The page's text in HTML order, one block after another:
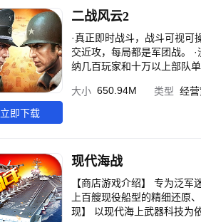
位。各个部落都养成了一套
拜地步。人人都认为自己的
方式,你领导的部落叫作“勋
家军事渗入的对象,你的防御
出动各个战斗单位,开采黄金
立即下载
二战风云2
·真正即时战斗，战斗可视可
交近攻，每局都是军团战。
纳几百玩家和十万以上部队
景。 -开局制，按战绩匹配
补给，共同建设军团城市，
合纵连横。另有30种策略可
大小 650.94M 类型 经
现代海战
【商店游戏介绍】 专为泛
上百艘现役船型的精细还原
现】 以现代海上武器科技为